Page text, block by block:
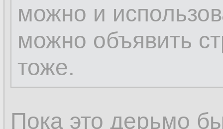
можно и
можно объявить
тоже.
Пока это дерьмо